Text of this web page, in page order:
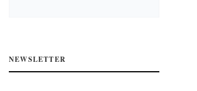
NEWSLETTER